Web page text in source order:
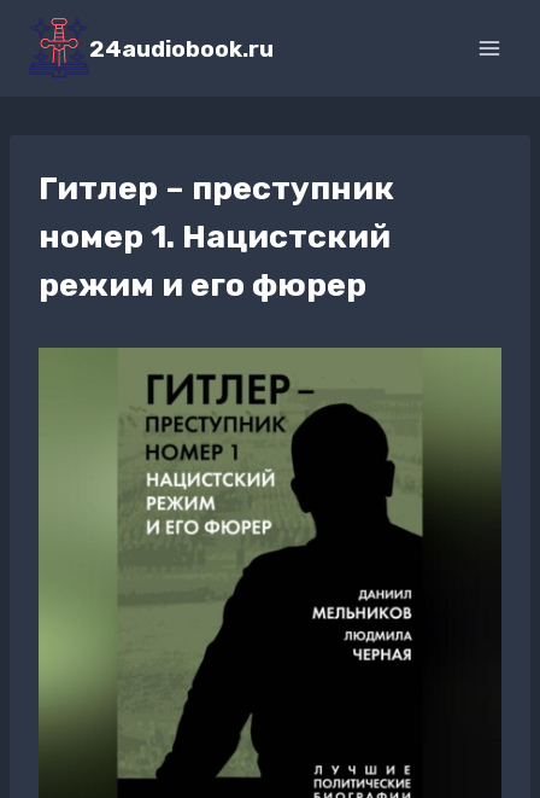
Перейти
содержимому
24audiobook.ru
Гитлер – преступник
номер 1. Нацистский
режим и его фюрер